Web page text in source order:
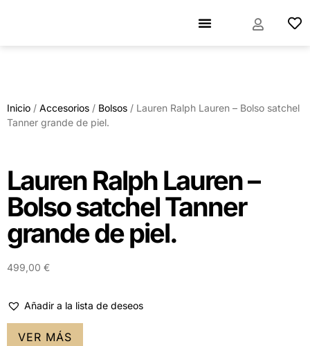
Inicio / Accesorios / Bolsos / Lauren Ralph Lauren – Bolso satchel
Tanner grande de piel.
Lauren Ralph Lauren –
Bolso satchel Tanner
grande de piel.
499,00 €
Añadir a la lista de deseos
VER MÁS